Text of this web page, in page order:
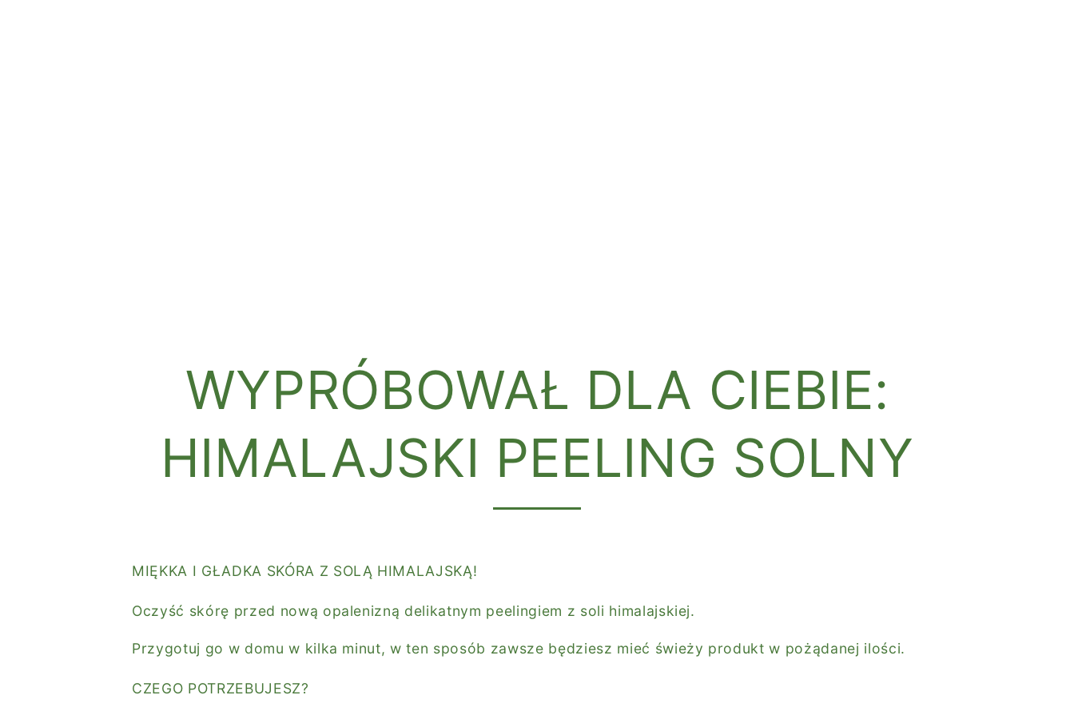
WYPRÓBOWAŁ DLA CIEBIE:
HIMALAJSKI PEELING SOLNY
MIĘKKA I GŁADKA SKÓRA Z SOLĄ HIMALAJSKĄ!
Oczyść skórę przed nową opalenizną delikatnym peelingiem z soli himalajskiej.
Przygotuj go w domu w kilka minut, w ten sposób zawsze będziesz mieć świeży produkt w pożądanej ilości.
CZEGO POTRZEBUJESZ?